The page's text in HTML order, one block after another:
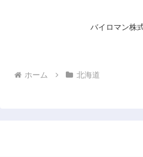
バイロマン株
ホーム 北海道